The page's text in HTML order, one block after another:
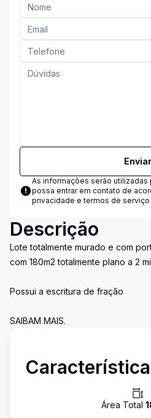
Enviar
As informações serão utilizadas
possa entrar em contato de
privacidade e termos de serviço
Descrição
Lote totalmente murado e com
com 180m2 totalmente plano a 2
Possui a escritura de fração
SAIBAM MAIS.
Área Total